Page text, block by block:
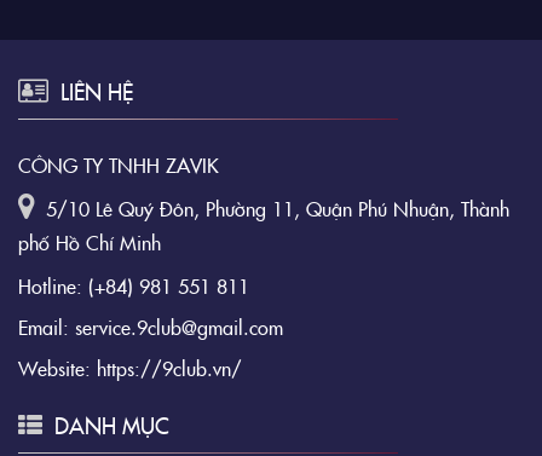
LIÊN HỆ
CÔNG TY TNHH ZAVIK
5/10 Lê Quý Đôn, Phường 11, Quận Phú Nhuận, Thành
phố Hồ Chí Minh
Hotline: (+84) 981 551 811
Email: service.9club@gmail.com
Website: https://9club.vn/
DANH MỤC